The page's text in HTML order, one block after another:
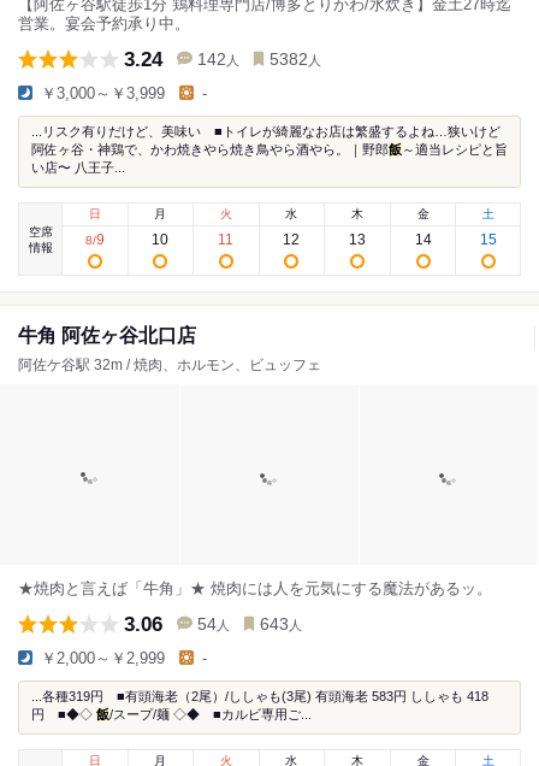
【阿佐ヶ谷駅徒歩1分 鶏料理専門店/博多とりかわ/水炊き】金土27時迄
営業。宴会予約承り中。
3.24 142 人 5382 人
￥3,000～￥3,999 -
...リスク有りだけど、美味い ■トイレが綺麗なお店は繁盛するよね…狭いけど
阿佐ヶ谷・神鶏で、かわ焼きやら焼き鳥やら酒やら。｜野郎飯 ～適当レシピと旨
い店〜 八王子...
空席
情報
日
8/9
月
10
火
11
水
12
木
13
金
14
土
15
牛角 阿佐ヶ谷北口店
阿佐ケ谷駅 32m / 焼肉、ホルモン、ビュッフェ
★焼肉と言えば「牛角」★ 焼肉には人を元気にする魔法があるッ。
3.06 54 人 643 人
￥2,000～￥2,999 -
...各種319円 ■有頭海老（2尾）/ししゃも(3尾) 有頭海老 583円 ししゃも 418
円 ■◆◇ 飯/スープ/麺 ◇◆ ■カルビ専用ご...
日 月 火 水 木 金 土